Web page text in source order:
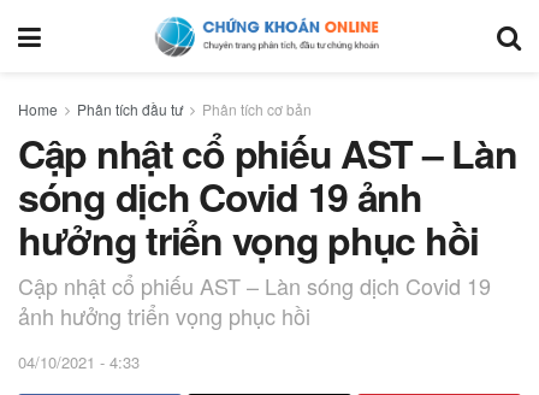
Home Phân tích đầu tư Phân tích cơ bản
Cập nhật cổ phiếu AST – Làn
sóng dịch Covid 19 ảnh
hưởng triển vọng phục hồi
Cập nhật cổ phiếu AST – Làn sóng dịch Covid 19
ảnh hưởng triển vọng phục hồi
04/10/2021 - 4:33